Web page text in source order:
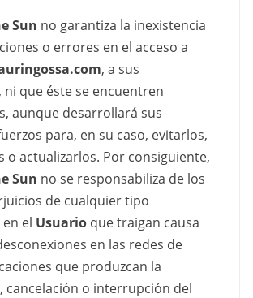
Sun no garantiza la inexistencia
o errores en el acceso a
, a sus
que éste se encuentren
aunque desarrollará sus
para, en su caso, evitarlos,
o actualizarlos. Por consiguiente,
Sun no se responsabiliza de los
de cualquier tipo
el Usuario que traigan causa
en las redes de
que produzcan la
cancelación o interrupción del